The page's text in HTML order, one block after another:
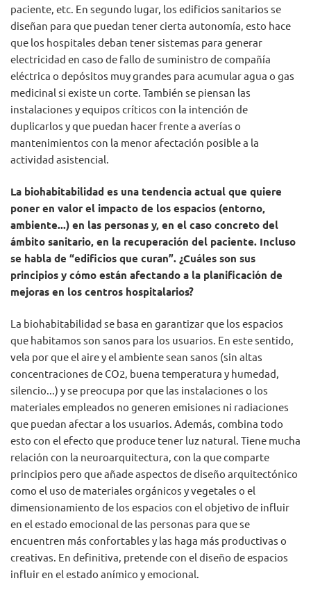
paciente, etc. En segundo lugar, los edificios sanitarios se
diseñan para que puedan tener cierta autonomía, esto hace
que los hospitales deban tener sistemas para generar
electricidad en caso de fallo de suministro de compañía
eléctrica o depósitos muy grandes para acumular agua o gas
medicinal si existe un corte. También se piensan las
instalaciones y equipos críticos con la intención de
duplicarlos y que puedan hacer frente a averías o
mantenimientos con la menor afectación posible a la
actividad asistencial.
La biohabitabilidad es una tendencia actual que quiere
poner en valor el impacto de los espacios (entorno,
ambiente...) en las personas y, en el caso concreto del
ámbito sanitario, en la recuperación del paciente. Incluso
se habla de “edificios que curan”. ¿Cuáles son sus
principios y cómo están afectando a la planificación de
mejoras en los centros hospitalarios?
La biohabitabilidad se basa en garantizar que los espacios
que habitamos son sanos para los usuarios. En este sentido,
vela por que el aire y el ambiente sean sanos (sin altas
concentraciones de CO2, buena temperatura y humedad,
silencio...) y se preocupa por que las instalaciones o los
materiales empleados no generen emisiones ni radiaciones
que puedan afectar a los usuarios. Además, combina todo
esto con el efecto que produce tener luz natural. Tiene mucha
relación con la neuroarquitectura, con la que comparte
principios pero que añade aspectos de diseño arquitectónico
como el uso de materiales orgánicos y vegetales o el
dimensionamiento de los espacios con el objetivo de influir
en el estado emocional de las personas para que se
encuentren más confortables y las haga más productivas o
creativas. En definitiva, pretende con el diseño de espacios
influir en el estado anímico y emocional.